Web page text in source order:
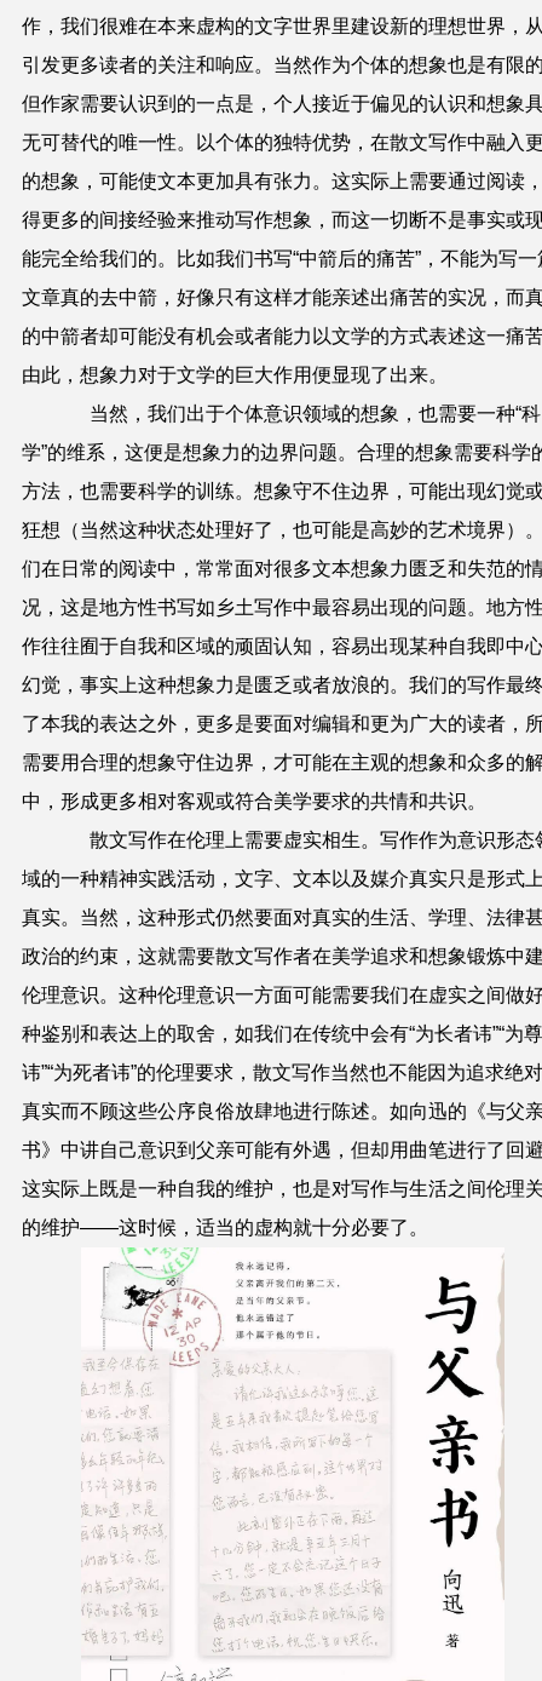
作，我们很难在本来虚构的文字世界里建设新的理想世界，
引发更多读者的关注和响应。当然作为个体的想象也是有限
但作家需要认识到的一点是，个人接近于偏见的认识和想象
无可替代的唯一性。以个体的独特优势，在散文写作中融入
的想象，可能使文本更加具有张力。这实际上需要通过阅读
得更多的间接经验来推动写作想象，而这一切断不是事实或
能完全给我们的。比如我们书写“中箭后的痛苦”，不能为写一
文章真的去中箭，好像只有这样才能亲述出痛苦的实况，而
的中箭者却可能没有机会或者能力以文学的方式表述这一痛
由此，想象力对于文学的巨大作用便显现了出来。
当然，我们出于个体意识领域的想象，也需要一种“科
学”的维系，这便是想象力的边界问题。合理的想象需要科学
方法，也需要科学的训练。想象守不住边界，可能出现幻觉
狂想（当然这种状态处理好了，也可能是高妙的艺术境界）
们在日常的阅读中，常常面对很多文本想象力匮乏和失范的
况，这是地方性书写如乡土写作中最容易出现的问题。地方
作往往囿于自我和区域的顽固认知，容易出现某种自我即中
幻觉，事实上这种想象力是匮乏或者放浪的。我们的写作最
了本我的表达之外，更多是要面对编辑和更为广大的读者，
需要用合理的想象守住边界，才可能在主观的想象和众多的
中，形成更多相对客观或符合美学要求的共情和共识。
散文写作在伦理上需要虚实相生。写作作为意识形态
域的一种精神实践活动，文字、文本以及媒介真实只是形式
真实。当然，这种形式仍然要面对真实的生活、学理、法律
政治的约束，这就需要散文写作者在美学追求和想象锻炼中
伦理意识。这种伦理意识一方面可能需要我们在虚实之间做
种鉴别和表达上的取舍，如我们在传统中会有“为长者讳”“为
讳”“为死者讳”的伦理要求，散文写作当然也不能因为追求绝
真实而不顾这些公序良俗放肆地进行陈述。如向迅的《与父
书》中讲自己意识到父亲可能有外遇，但却用曲笔进行了回
这实际上既是一种自我的维护，也是对写作与生活之间伦理
的维护——这时候，适当的虚构就十分必要了。